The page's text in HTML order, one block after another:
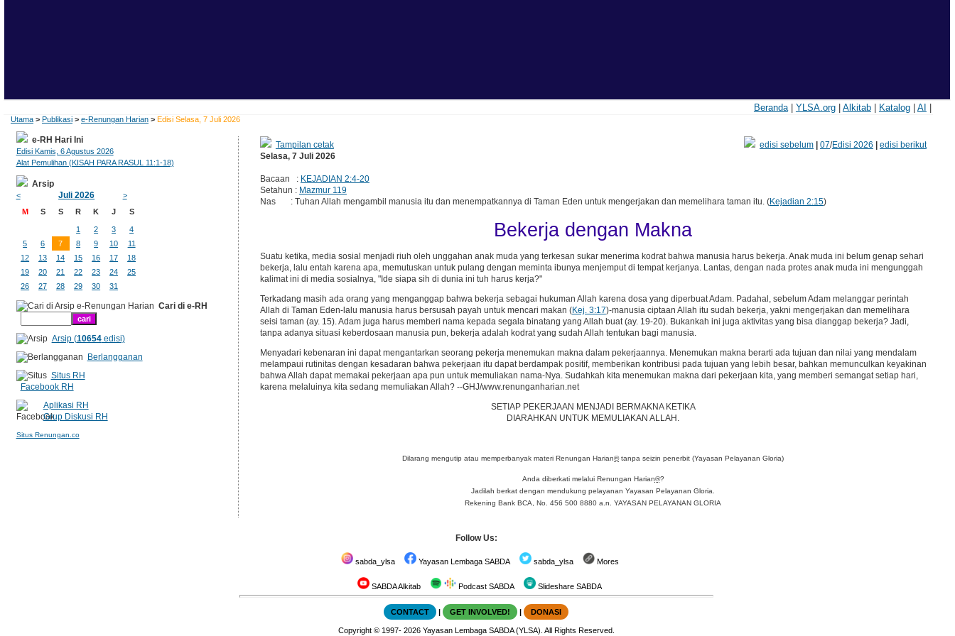
Beranda| YLSA.org| Alkitab| Katalog| AI
Utama > Publikasi > e-Renungan Harian > Edisi Selasa, 7 Juli 2026
Tampilan cetak edisi sebelum| 07/Edisi 2026
edisi berikut
Selasa, 7 Juli 2026
Bacaan : KEJADIAN 2:4-20
Setahun : Mazmur 119
Nas : Tuhan Allah mengambil manusia itu dan menempatkannya di Taman Eden untuk mengerjakan dan memelihara taman itu. (Kejadian 2:15)
Bekerja dengan Makna
Suatu ketika, media sosial menjadi riuh oleh unggahan anak muda yang terkesan sukar menerima kodrat bahwa manusia harus bekerja. Anak muda ini belum genap sehari
bekerja, lalu entah karena apa, memutuskan untuk pulang dengan meminta ibunya menjemput di tempat kerjanya. Lantas, dengan nada protes anak muda ini mengunggah
kalimat ini di media sosialnya, "Ide siapa sih di dunia ini tuh harus kerja?"
Terkadang masih ada orang yang menganggap bahwa bekerja sebagai hukuman Allah karena dosa yang diperbuat Adam. Padahal, sebelum Adam melanggar perintah
Allah di Taman Eden-lalu manusia harus bersusah payah untuk mencari makan (Kej. 3:17)-manusia ciptaan Allah itu sudah bekerja, yakni mengerjakan dan memelihara
seisi taman (ay. 15). Adam juga harus memberi nama kepada segala binatang yang Allah buat (ay. 19-20). Bukankah ini juga aktivitas yang bisa dianggap bekerja? Jadi,
tanpa adanya situasi keberdosaan manusia pun, bekerja adalah kodrat yang sudah Allah tentukan bagi manusia.
Menyadari kebenaran ini dapat mengantarkan seorang pekerja menemukan makna dalam pekerjaannya. Menemukan makna berarti ada tujuan dan nilai yang mendalam
melampaui rutinitas dengan kesadaran bahwa pekerjaan itu dapat berdampak positif, memberikan kontribusi pada tujuan yang lebih besar, bahkan memunculkan keyakinan
bahwa Allah dapat memakai pekerjaan apa pun untuk memuliakan nama-Nya. Sudahkah kita menemukan makna dari pekerjaan kita, yang memberi semangat setiap hari,
karena melaluinya kita sedang memuliakan Allah? --GHJ/www.renunganharian.net
SETIAP PEKERJAAN MENJADI BERMAKNA KETIKA
DIARAHKAN UNTUK MEMULIAKAN ALLAH.
Dilarang mengutip atau memperbanyak materi Renungan Harian®tanpa seizin penerbit (Yayasan Pelayanan Gloria)
Anda diberkati melalui Renungan Harian®?
Jadilah berkat dengan mendukung pelayanan Yayasan Pelayanan Gloria.
Rekening Bank BCA, No. 456 500 8880 a.n. YAYASAN PELAYANAN GLORIA
e-RH Hari Ini
Edisi Kamis, 6 Agustus 2026
Alat Pemulihan (KISAH PARA RASUL 11:1-18)
Arsip
< Juli 2026
>
M
S S R K J S
1 2 3
4
5
6 7 8 9 10
11
12
13 14 15 16 17
18
19
20 21 22 23 24
25
26
27 28 29 30 31
Cari di e-RH
Arsip (10654edisi)
Berlangganan
Situs RH
Facebook RH
Aplikasi RH
Grup Diskusi RH
Situs Renungan.co
Follow Us:
sabda_ylsa Yayasan Lembaga SABDA sabda_ylsa Mores
SABDA Alkitab Podcast SABDA Slideshare SABDA
CONTACT | GET INVOLVED! | DONASI
Copyright© 1997- 2026 Yayasan Lembaga SABDA (YLSA). All Rights Reserved.